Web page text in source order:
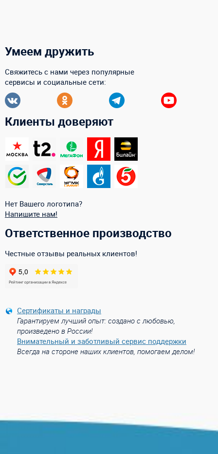
Умеем дружить
Свяжитесь с нами через популярные
сервисы и социальные сети:
Клиенты доверяют
Нет Вашего логотипа?
Напишите нам!
Ответственное производство
Честные отзывы реальных клиентов!
Сертификаты и награды
Гарантируем лучший опыт: создано с любовью,
произведено в России!
Внимательный и заботливый сервис поддержки
Всегда на стороне наших клиентов, помогаем делом!